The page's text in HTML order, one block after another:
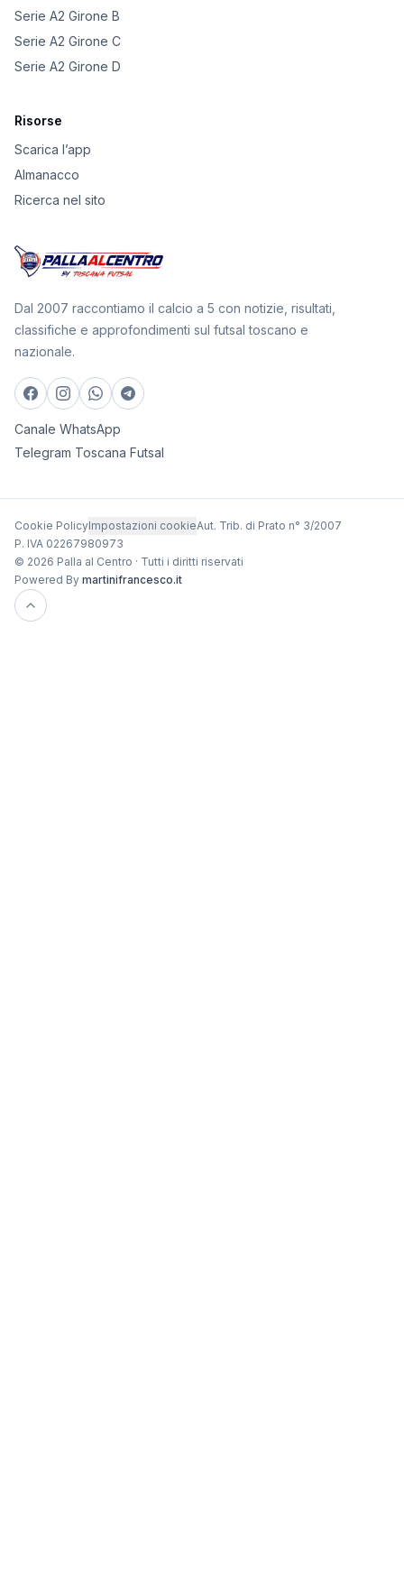
Serie A2 Girone B
Serie A2 Girone C
Serie A2 Girone D
Risorse
Scarica l’app
Almanacco
Ricerca nel sito
Dal 2007 raccontiamo il calcio a 5 con notizie, risultati,
classifiche e approfondimenti sul futsal toscano e
nazionale.
Canale WhatsApp
Telegram Toscana Futsal
Cookie PolicyImpostazioni cookieAut. Trib. di Prato n° 3/2007
P. IVA 02267980973
© 2026 Palla al Centro · Tutti i diritti riservati
Powered By martinifrancesco.it